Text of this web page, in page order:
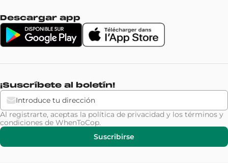
Descargar app
¡Suscríbete al boletín!
Al registrarte, aceptas la política de privacidad y los términos y
condiciones de WhenToCop.
Suscribirse